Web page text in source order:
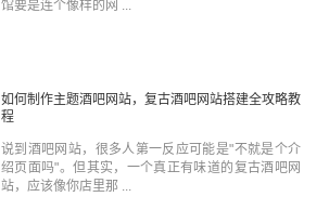
馆要是连个像样的网 ...
如何制作主题酒吧网站，复古酒吧网站搭建全攻略教
程
说到酒吧网站，很多人第一反应可能是"不就是个介
绍页面吗"。但其实，一个真正有味道的复古酒吧网
站，应该像你店里那 ...